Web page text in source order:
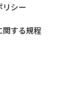
リシー
関する規程